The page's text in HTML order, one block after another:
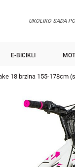
UKOLIKO SADA
E-BICIKLI
18 brzina 155-178cm